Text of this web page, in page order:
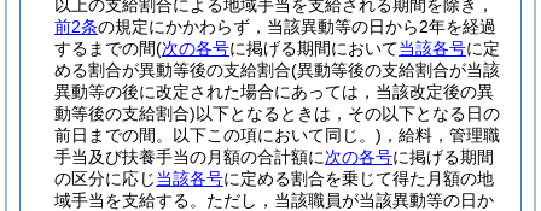
以上の支給割合による地域手当を支給される期間を除き，
前2条の規定にかかわらず，当該異動等の日から2年を経過
するまでの間(次の各号に掲げる期間において当該各号に定
める割合が異動等後の支給割合(異動等後の支給割合が当該
異動等の後に改定された場合にあっては，当該改定後の異
動等後の支給割合)以下となるときは，その以下となる日の
前日までの間。以下この項において同じ。) ，給料，管理職
手当及び扶養手当の月額の合計額に次の各号に掲げる期間
の区分に応じ当該各号に定める割合を乗じて得た月額の地
域手当を支給する。 ただし，当該職員が当該異動等の日か